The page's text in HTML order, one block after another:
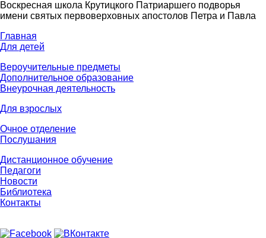
Воскресная школа Крутицкого Патриаршего подворья
имени святых первоверховных апостолов Петра и Павла
Главная
Для детей
Вероучительные предметы
Дополнительное образование
Внеурочная деятельность
Для взрослых
Очное отделение
Послушания
Дистанционное обучение
Педагоги
Новости
Библиотека
Контакты